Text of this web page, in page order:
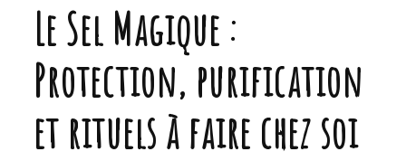
Le Sel Magique :
Protection, purification
et rituels à faire chez soi